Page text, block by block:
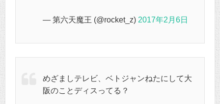
— 第六天魔王 (@rocket_z) 2017年2月6日
めざましテレビ、ベトジャンねたにして大
阪のことディスってる？